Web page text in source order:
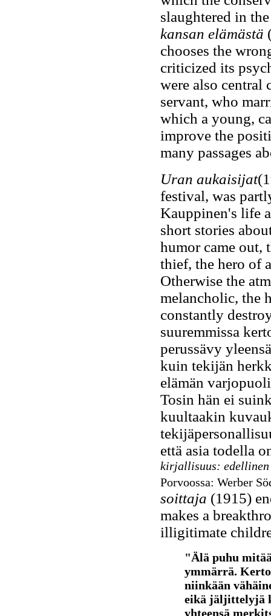
slaughtered in
kansan elämästä
chooses the
criticized its
were also central
servant, who
which a young,
improve the
many passages
Uran aukaisijat
festival, was
Kauppinen's life
short stories
humor came out,
thief, the hero of
Otherwise the
melancholic, the
constantly
suuremmissa
perussävy
kuin tekijän
elämän
Tosin hän ei
kuultaakin
että asia todella
kirjallisuus: edellinen
Porvoossa: Werber
soittaja (1915)
makes a
illigitimate
"Älä puhu
ymmärrä.
niinkään
eikä jäljittelyjä
yhteensä